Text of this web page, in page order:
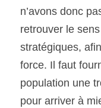
n’avons donc
retrouver le
stratégiques,
force. Il faut
population une
pour arriver à